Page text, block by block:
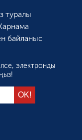
туралы
байланыс
электронды